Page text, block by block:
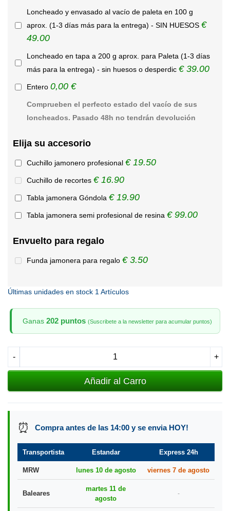
Loncheado y envasado al vacío de paleta en 100 g
aprox. (1-3 días más para la entrega) - SIN HUESOS €
49.00
Loncheado en tapa a 200 g aprox. para Paleta (1-3 días
más para la entrega) - sin huesos o desperdic € 39.00
Entero 0,00 €
Comprueben el perfecto estado del vacío de sus
loncheados. Pasado 48h no tendrán devolución
Elija su accesorio
Cuchillo jamonero profesional € 19.50
Cuchillo de recortes € 16.90
Tabla jamonera Góndola € 19.90
Tabla jamonera semi profesional de resina € 99.00
Envuelto para regalo
Funda jamonera para regalo € 3.50
Últimas unidades en stock 1 Artículos
Ganas 202 puntos (Suscribete a la newsletter para acumular puntos)
- +
Añadir al Carro
⏰ Compra antes de las 14:00 y se envia HOY!
Transportista Estandar Express 24h
MRW lunes 10 de agosto viernes 7 de agosto
Baleares
martes 11 de
agosto
-